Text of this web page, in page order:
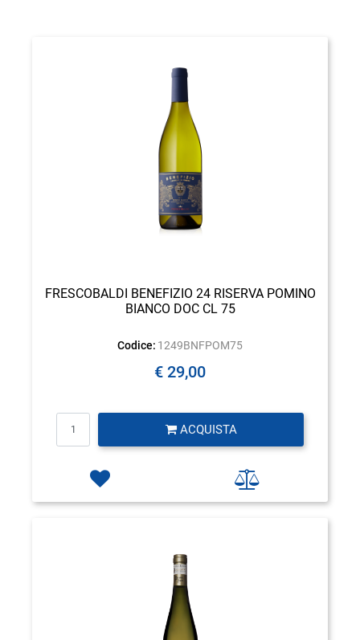
FRESCOBALDI BENEFIZIO 24 RISERVA POMINO
BIANCO DOC CL 75
Codice: 1249BNFPOM75
€ 29,00
ACQUISTA